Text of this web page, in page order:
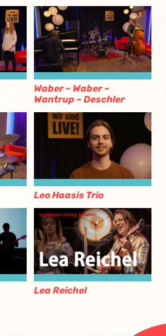
Waber – Waber –
Wantrup – Deschler
Leo Haasis Trio
Lea Reichel